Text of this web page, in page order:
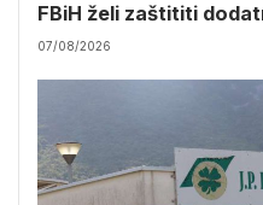
FBiH želi zaštititi
07/08/2026